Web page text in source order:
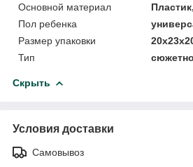
Основной материал
Пол ребенка
Размер упаковки
Тип
Скрыть
Условия доставки
Самовывоз